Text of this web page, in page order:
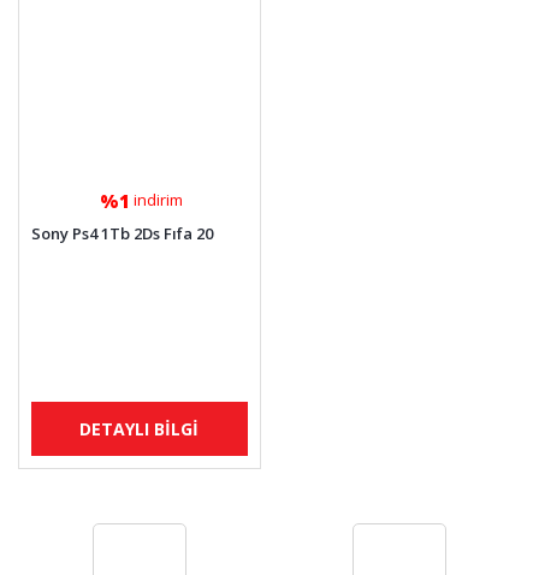
%1 indirim
Sony Ps4 1Tb 2Ds Fıfa 20
DETAYLI BİLGİ